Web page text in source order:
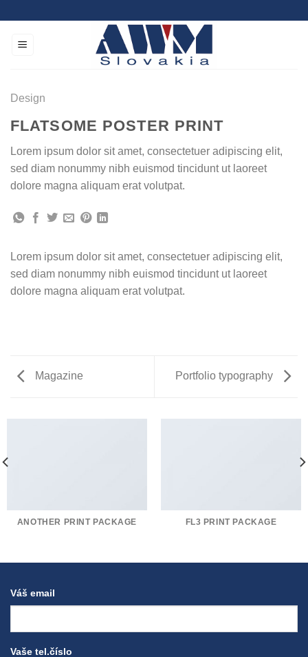
content
Design
FLATSOME POSTER PRINT
Lorem ipsum dolor sit amet, consectetuer adipiscing elit,
sed diam nonummy nibh euismod tincidunt ut laoreet
dolore magna aliquam erat volutpat.
Lorem ipsum dolor sit amet, consectetuer adipiscing elit,
sed diam nonummy nibh euismod tincidunt ut laoreet
dolore magna aliquam erat volutpat.
Magazine Portfolio typography
ANOTHER PRINT PACKAGE FL3 PRINT PACKAGE
Váš email
Vaše tel.číslo